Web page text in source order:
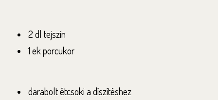
2 dl tejszín
1 ek porcukor
darabolt étcsoki a díszítéshez